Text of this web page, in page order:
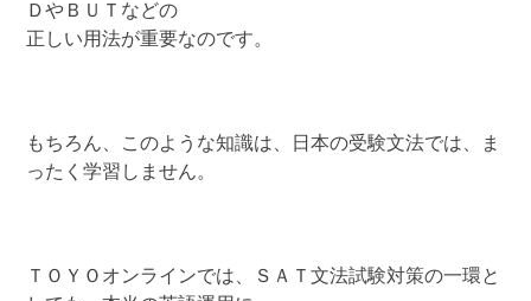
ＤやＢＵＴなどの
正しい用法が重要なのです。
もちろん、このような知識は、日本の受験文法では、ま
ったく学習しません。
ＴＯＹＯオンラインでは、ＳＡＴ文法試験対策の一環と